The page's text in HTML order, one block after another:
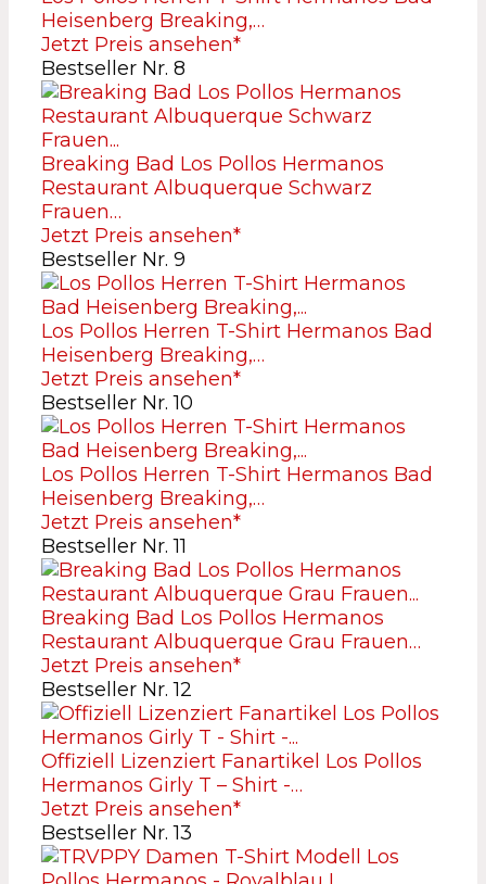
Heisenberg Breaking,…
Jetzt Preis ansehen*
Bestseller Nr. 8
Breaking Bad Los Pollos Hermanos
Restaurant Albuquerque Schwarz
Frauen…
Jetzt Preis ansehen*
Bestseller Nr. 9
Los Pollos Herren T-Shirt Hermanos Bad
Heisenberg Breaking,…
Jetzt Preis ansehen*
Bestseller Nr. 10
Los Pollos Herren T-Shirt Hermanos Bad
Heisenberg Breaking,…
Jetzt Preis ansehen*
Bestseller Nr. 11
Breaking Bad Los Pollos Hermanos
Restaurant Albuquerque Grau Frauen…
Jetzt Preis ansehen*
Bestseller Nr. 12
Offiziell Lizenziert Fanartikel Los Pollos
Hermanos Girly T – Shirt -…
Jetzt Preis ansehen*
Bestseller Nr. 13